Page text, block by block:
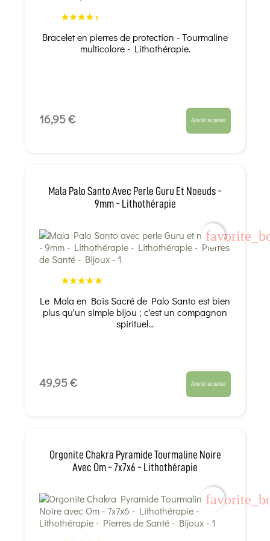
Bracelet en pierres de protection - Tourmaline
multicolore - Lithothérapie.
16,95 € Ajouter au panier
Mala Palo Santo Avec Perle Guru Et Noeuds -
9mm - Lithothérapie
Le Mala en Bois Sacré de Palo Santo est bien
plus qu'un simple bijou ; c'est un compagnon
spirituel...
49,95 € Ajouter au panier
Orgonite Chakra Pyramide Tourmaline Noire
Avec Om - 7x7x6 - Lithothérapie